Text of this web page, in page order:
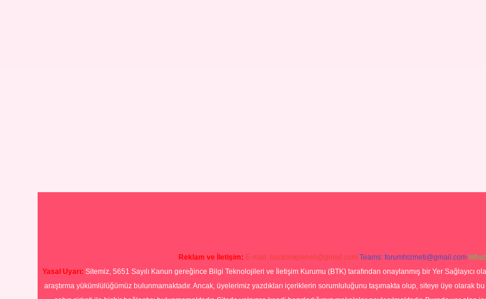
Reklam ve İletişim: E-mail: backlinkpaneli@gmail.com Teams: forumhizmeti@gmail.com
Yasal Uyarı: Sitemiz, 5651 Sayılı Kanun gereğince Bilgi Teknolojileri ve İletişim Kurumu (BTK) tarafından onaylanmış bir Yer
araştırma yükümlülüğümüz bulunmamaktadır. Ancak, üyelerimiz yazdıkları içeriklerin sorumluluğunu taşımakta olup, siteye üye olarak